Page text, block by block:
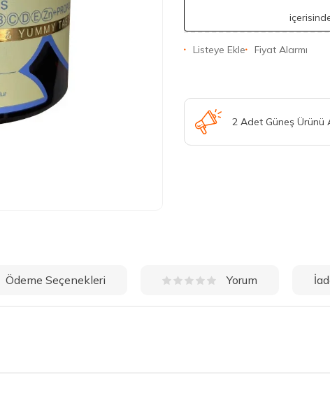
Listeye Ekle Fiyat Alarmı
2 Adet Güneş Ürünü
Ödeme Seçenekleri Yorum